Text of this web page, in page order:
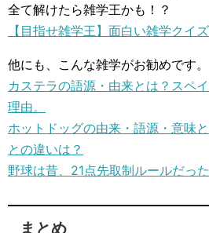
全て解けたら雑学王かも！？
【目指せ雑学王】面白い雑学クイ
他にも、こんな雑学がお勧めです。
カステラの語源・由来とは？スペ
理由。
ホットドッグの由来・語源・意味
との違いは？
野球は昔、21点先取制ルールだっ
まとめ